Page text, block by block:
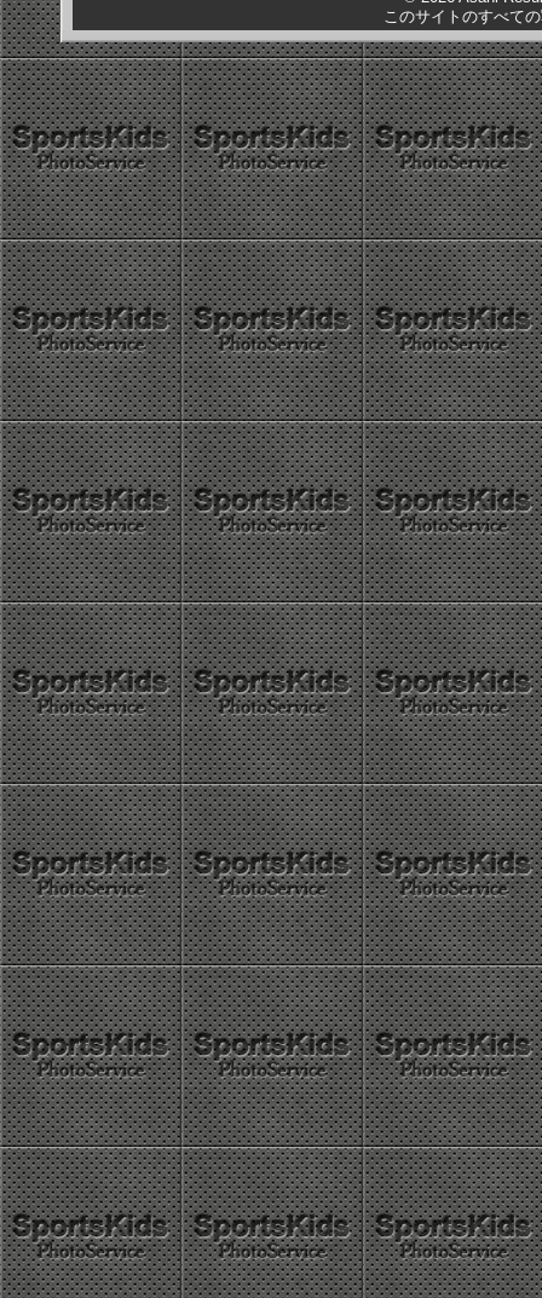
このサイトのすべて